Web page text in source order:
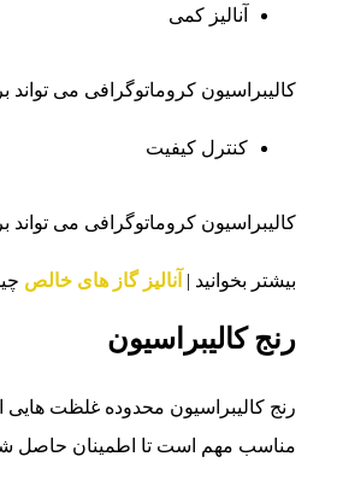
آنالیز کمی
کالیبراسیون کروماتوگرافی می
کنترل کیفیت
کالیبراسیون کروماتوگرافی می
بیشتر بخوانید | آنالیز گاز های خالص
رنج کالیبراسیون
رنج کالیبراسیون محدوده غلظت هایی
مناسب مهم است تا اطمینان حاصل